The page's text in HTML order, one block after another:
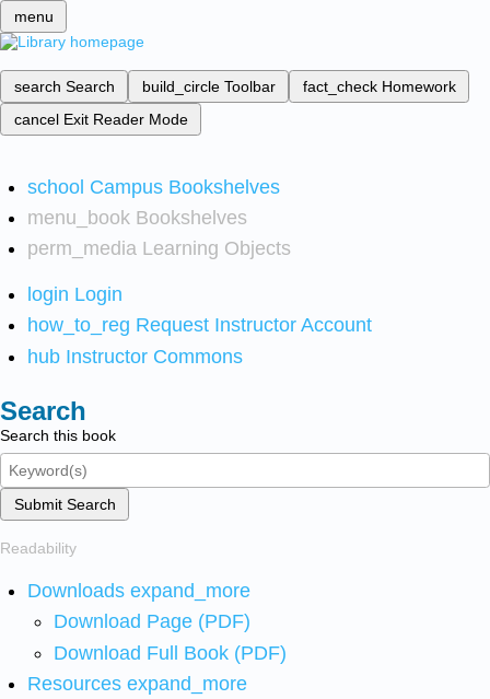
menu
search Search build_circle Toolbar fact_check Homework
cancel Exit Reader Mode
school Campus Bookshelves
menu_book Bookshelves
perm_media Learning Objects
login Login
how_to_reg Request Instructor Account
hub Instructor Commons
Search
Search this book
Submit Search
Readability
Downloads expand_more
Download Page (PDF)
Download Full Book (PDF)
Resources expand_more